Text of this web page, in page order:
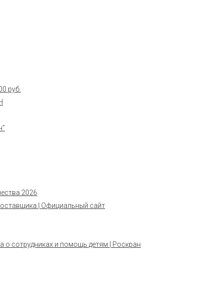
руб.
2026
| Официальный сайт
о сотрудниках и помощь детям | Роскран